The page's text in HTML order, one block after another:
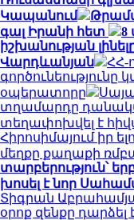
Կապանում
գալ Իրանի հետ
8
իշխանության
Վարդևանյան
ՀՀ-
օպերատորը
տղամարդը
տեղափոխվել է
Հիրոսիմայում իր
մեղքը քաղաքի
տարբերություն՝
խոսել է նոր
Տիգրան
օրոք զենքը